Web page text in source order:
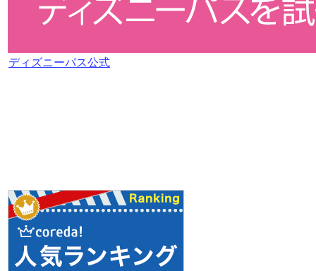
ディズニーパス公式